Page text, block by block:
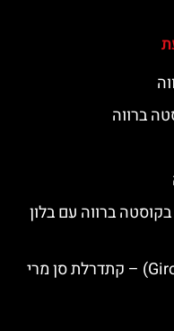
ברווה
ברווה עם בלון
קתדרלת גירונה (Girona Cathedral) – קתדרלת סן מרי